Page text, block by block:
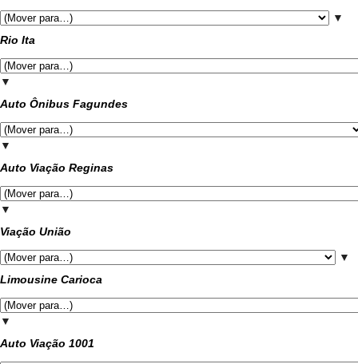
▼
Rio Ita
▼
Auto Ônibus Fagundes
▼
Auto Viação Reginas
▼
Viação União
▼
Limousine Carioca
▼
Auto Viação 1001